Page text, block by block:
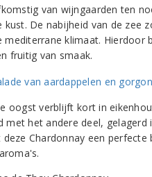
van wijngaarden ten
kust. De nabijheid van de zee
mediterrane klimaat. Hierdoor
fruitig van smaak.
oogst verblijft kort in
met het andere deel,
Chardonnay een perfecte